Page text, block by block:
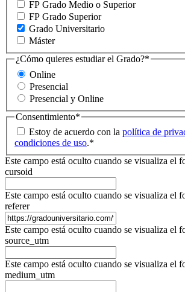
FP Grado Medio o Superior
FP Grado Superior
Grado Universitario
Máster
¿Cómo quieres estudiar el Grado?*
Online
Presencial
Presencial y Online
Consentimiento*
Estoy de acuerdo con la política de
condiciones de uso.*
Este campo está oculto cuando se visualiza el
cursoid
Este campo está oculto cuando se visualiza el
referer
Este campo está oculto cuando se visualiza el
source_utm
Este campo está oculto cuando se visualiza el
medium_utm